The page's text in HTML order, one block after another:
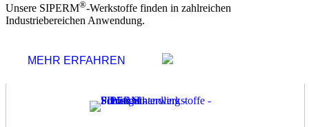
Unsere SIPERM®-Werkstoffe finden in zahlreichen
Industriebereichen Anwendung.
MEHR ERFAHREN